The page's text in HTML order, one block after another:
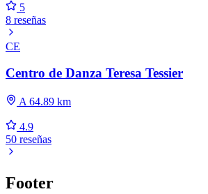
5
8 reseñas
CE
Centro de Danza Teresa Tessier
A 64.89 km
4.9
50 reseñas
Footer